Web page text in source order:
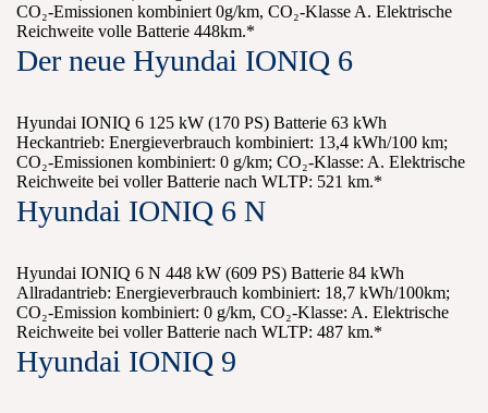
CO₂-Emissionen kombiniert 0g/km, CO₂-Klasse A. Elektrische
Reichweite volle Batterie 448km.*
Der neue Hyundai IONIQ 6
Hyundai IONIQ 6 125 kW (170 PS) Batterie 63 kWh
Heckantrieb: Energieverbrauch kombiniert: 13,4 kWh/100 km;
CO₂-Emissionen kombiniert: 0 g/km; CO₂-Klasse: A. Elektrische
Reichweite bei voller Batterie nach WLTP: 521 km.*
Hyundai IONIQ 6 N
Hyundai IONIQ 6 N 448 kW (609 PS) Batterie 84 kWh
Allradantrieb: Energieverbrauch kombiniert: 18,7 kWh/100km;
CO₂-Emission kombiniert: 0 g/km, CO₂-Klasse: A. Elektrische
Reichweite bei voller Batterie nach WLTP: 487 km.*
Hyundai IONIQ 9